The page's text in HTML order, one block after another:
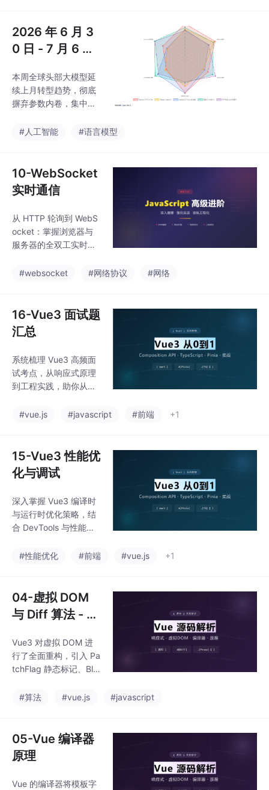
侧离线轻量化四大核心
竞争赛道。海外头部厂
商依靠通用代码、多模
技术优势，但地缘出口
管制、跨境数据合规持
续压缩其国内市场空
感企业与科研场景。
2026 年 6 月 3
0 日 - 7 月 6 日
版本迭代与功能
变动深度分析报
本周全球头部大模型延
续上月转型趋势，彻底
摒弃参数内卷，集中发
线、低成本百万 Token
开源细分专项模型**五
大核心升级。
#人工智能 #语言模型
10-WebSocket
实时通信
从 HTTP 轮询到 WebS
ocket：掌握浏览器与
服务器的全双工实时通
#websocket
#网络协议 #网络
16-Vue3 面试题
汇总
系统梳理 Vue3 高频面
试考点，从响应式原理
到工程实践，助你从容
#vue.js
#javascript #前端 +1
15-Vue3 性能优
化与调试
深入掌握 Vue3 编译时
与运行时优化策略，结
合 DevTools 与性能指
用。
#性能优化 #前端 #vue.js +1
04-虚拟 DOM
与 Diff 算法 - V
Vue3 对虚拟 DOM 进
行了全面重构，引入 Pa
tchFlag 静态标记、Blo
列等优化手段，将 Diff
#算法 #vue.js #javascript
05-Vue 编译器
原理
Vue 的编译器将模板字